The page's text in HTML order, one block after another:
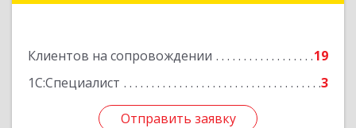
Клиентов на сопровождении
19
1С:Специалист
3
Отправить заявку
Отправить заявку